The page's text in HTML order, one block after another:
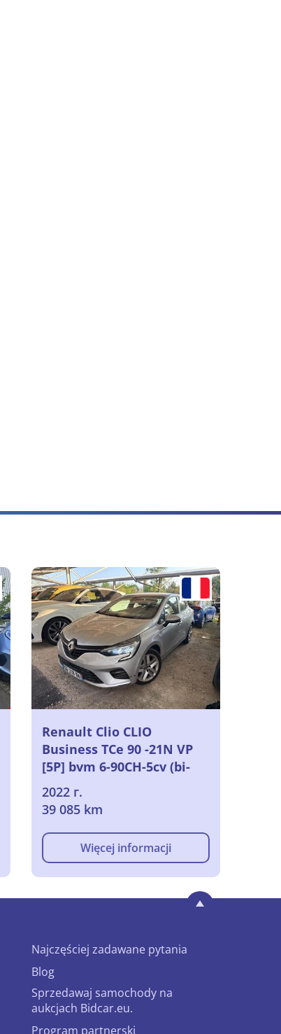
Renault Clio CLIO
Business TCe 90 -21N VP
[5P] bvm 6-90CH-5cv (bi-
corps), 2022
2022 г.
39 085 km
Więcej informacji
Najczęściej zadawane pytania
Blog
Sprzedawaj samochody na
aukcjach Bidcar.eu.
Program partnerski